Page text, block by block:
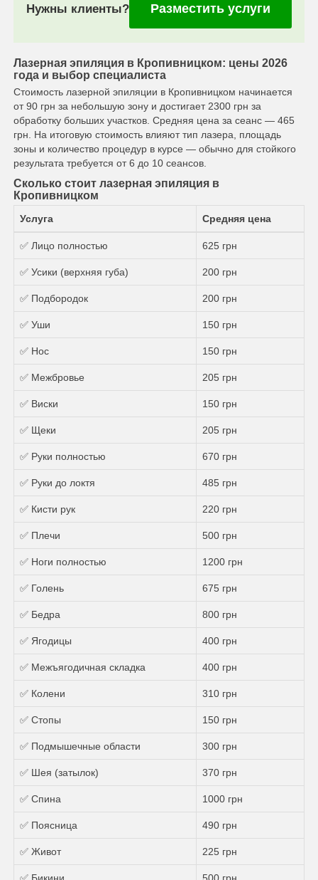
Нужны клиенты? Разместить услуги
Лазерная эпиляция в Кропивницком: цены 2026
года и выбор специалиста
Стоимость лазерной эпиляции в Кропивницком начинается
от 90 грн за небольшую зону и достигает 2300 грн за
обработку больших участков. Средняя цена за сеанс — 465
грн. На итоговую стоимость влияют тип лазера, площадь
зоны и количество процедур в курсе — обычно для стойкого
результата требуется от 6 до 10 сеансов.
Сколько стоит лазерная эпиляция в
Кропивницком
Услуга Средняя цена
✅ Лицо полностью 625 грн
✅ Усики (верхняя губа) 200 грн
✅ Подбородок 200 грн
✅ Уши 150 грн
✅ Нос 150 грн
✅ Межбровье 205 грн
✅ Виски 150 грн
✅ Щеки 205 грн
✅ Руки полностью 670 грн
✅ Руки до локтя 485 грн
✅ Кисти рук 220 грн
✅ Плечи 500 грн
✅ Ноги полностью 1200 грн
✅ Голень 675 грн
✅ Бедра 800 грн
✅ Ягодицы 400 грн
✅ Межъягодичная складка 400 грн
✅ Колени 310 грн
✅ Стопы 150 грн
✅ Подмышечные области 300 грн
✅ Шея (затылок) 370 грн
✅ Спина 1000 грн
✅ Поясница 490 грн
✅ Живот 225 грн
✅ Бикини 500 грн